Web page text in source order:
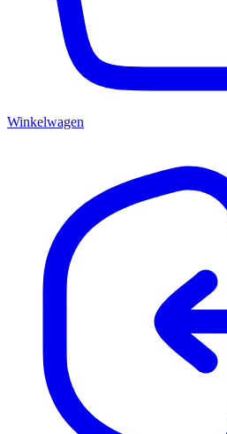
Winkelwagen